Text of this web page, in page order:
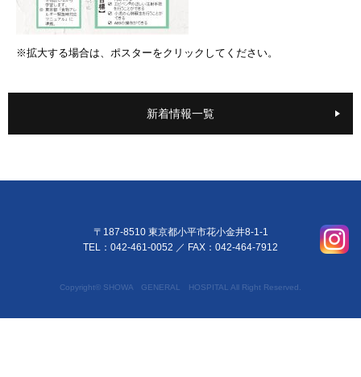
※拡大する場合は、ポスターをクリックしてください。
新着情報一覧
〒187-8510 東京都小平市花小金井8-1-1
TEL：042-461-0052 ／ FAX：042-464-7912
Copyright© SHOWA GENERAL HOSPITAL All Right Reserved.